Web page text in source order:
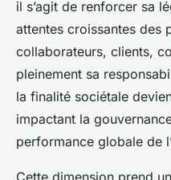
il s’agit de renforcer sa
attentes croissantes des
collaborateurs, clients,
pleinement sa
la finalité sociétale
impactant la
performance globale de